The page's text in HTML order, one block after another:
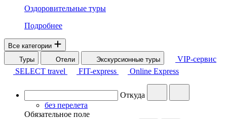
Оздоровительные туры
Подробнее
Все категории
Туры
Отели Экскурсионные туры
VIP-сервис
SELECT travel
FIT-express Online Express
Откуда
без перелета
Обязательное поле